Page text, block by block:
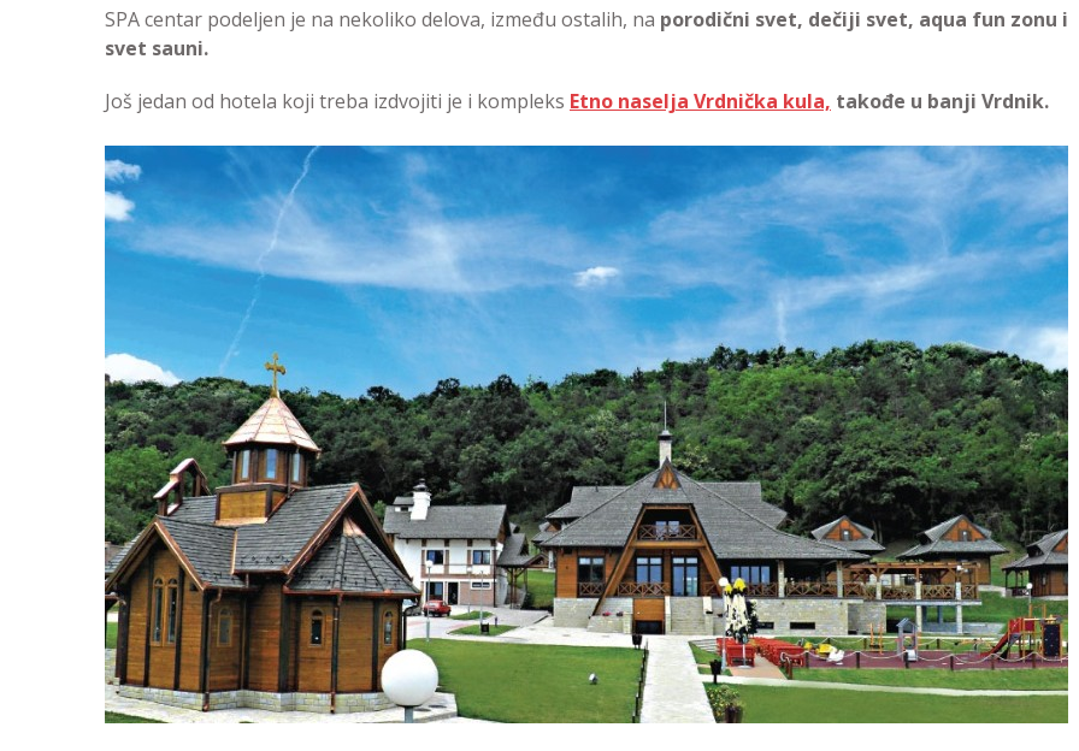
SPA centar podeljen je na nekoliko delova, između ostalih, na porodični svet, dečiji svet, aqua fun zonu i
svet sauni.
Još jedan od hotela koji treba izdvojiti je i kompleks Etno naselja Vrdnička kula, takođe u banji Vrdnik.